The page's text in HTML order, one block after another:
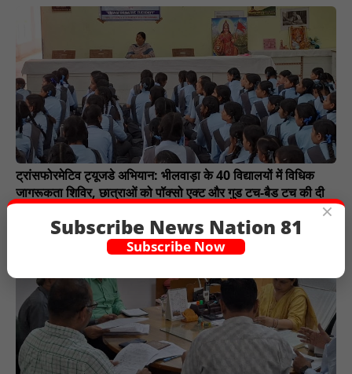
ट्रांसफोरमेटिव ट्यूजडे अभियान: भीलवाड़ा के 40 विद्यालयों में विधिक
जागरूकता शिविर, छात्राओं को पॉक्सो एक्ट और गुड टच-बैड टच की दी
×
Subscribe News Nation 81
Subscribe Now